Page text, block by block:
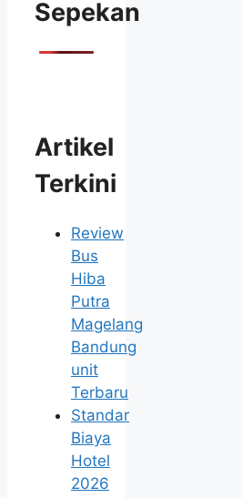
Sepekan
Artikel
Terkini
Review
Bus
Hiba
Putra
Magelang
Bandung
unit
Terbaru
Standar
Biaya
Hotel
2026